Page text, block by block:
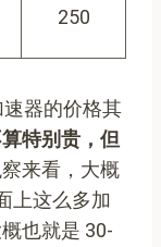
250
器的价格其
特别贵，但
察来看，大概
上这么多加
也就是 30-